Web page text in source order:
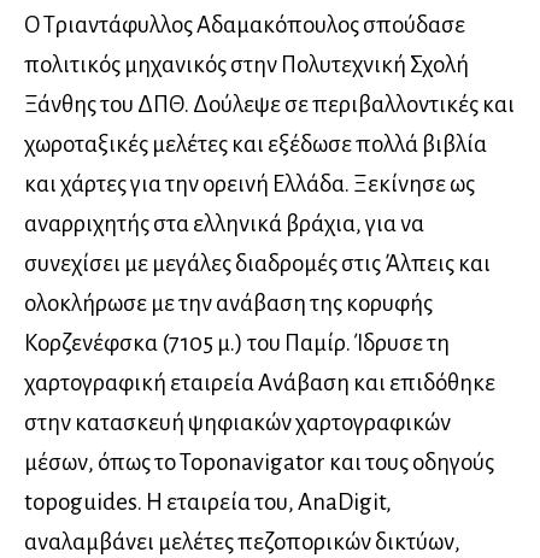
Ο Τριαντάφυλλος Αδαμακόπουλος σπούδασε
πολιτικός μηχανικός στην Πολυτεχνική Σχολή
Ξάνθης του ΔΠΘ. Δούλεψε σε περιβαλλοντικές και
χωροταξικές μελέτες και εξέδωσε πολλά βιβλία
και χάρτες για την ορεινή Ελλάδα. Ξεκίνησε ως
αναρριχητής στα ελληνικά βράχια, για να
συνεχίσει με μεγάλες διαδρομές στις Άλπεις και
ολοκλήρωσε με την ανάβαση της κορυφής
Κορζενέφσκα (7105 μ.) του Παμίρ. Ίδρυσε τη
χαρτογραφική εταιρεία Ανάβαση και επιδόθηκε
στην κατασκευή ψηφιακών χαρτογραφικών
μέσων, όπως το Toponavigator και τους οδηγούς
topoguides. Η εταιρεία του, AnaDigit,
αναλαμβάνει μελέτες πεζοπορικών δικτύων,